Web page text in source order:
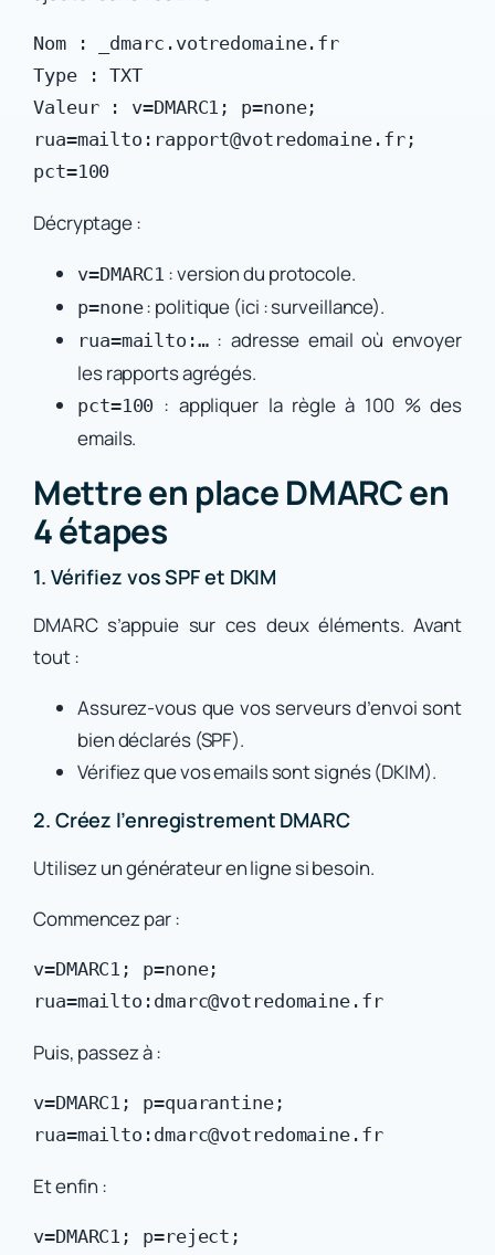
Nom : _dmarc.votredomaine.fr
Type : TXT
Valeur : v=DMARC1; p=none;
rua=mailto:rapport@votredomaine.fr;
Décryptage :
v=DMARC1 : version du protocole.
p=none: politique (ici : surveillance).
rua=mailto:…: adresse email où envoyer
les rapports agrégés.
pct=100 : appliquer la règle à 100 % des
emails.
Mettre en place DMARC en
4 étapes
1. Vérifiez vos SPF et DKIM
DMARC s’appuie sur ces deux éléments. Avant
tout :
Assurez-vous que vos serveurs d’envoi sont
bien déclarés (SPF).
Vérifiez que vos emails sont signés (DKIM).
2. Créez l’enregistrement DMARC
Utilisez un générateur en ligne si besoin.
Commencez par :
v=DMARC1; p=none;
rua=mailto:dmarc@votredomaine.fr
Puis, passez à :
v=DMARC1; p=quarantine;
rua=mailto:dmarc@votredomaine.fr
Et enfin :
v=DMARC1; p=reject;